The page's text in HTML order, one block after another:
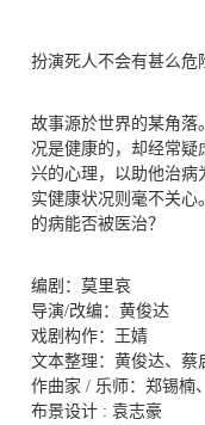
扮演死人不会有甚么危
故事源於世界的某角落
况是健康的，却经常疑
兴的心理，以助他治病
实健康状况则毫不关心
的病能否被医治？
编剧：莫里哀
导演/改编：黄俊达
戏剧构作：王婧
文本整理：黄俊达、蔡
作曲家 / 乐师：郑锡楠
布景设计 : 袁志豪